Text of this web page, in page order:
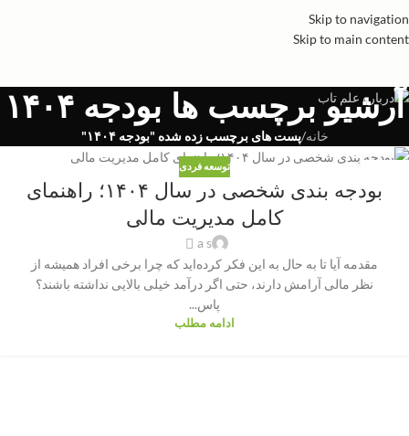
Skip to navigation
Skip to main content
آرشیو برچسب ها بودجه ۱۴۰۴
خانه/پست های برچسب زده شده "بودجه ۱۴۰۴"
سپتامبر
توسعه فردی
بودجه بندی شخصی در سال ۱۴۰۴؛ راهنمای
کامل مدیریت مالی
a s
مقدمه آیا تا به حال به این فکر کرده‌اید که چرا برخی افراد همیشه از
نظر مالی آرامش دارند، حتی اگر درآمد خیلی بالایی نداشته باشند؟
پاس...
ادامه مطلب